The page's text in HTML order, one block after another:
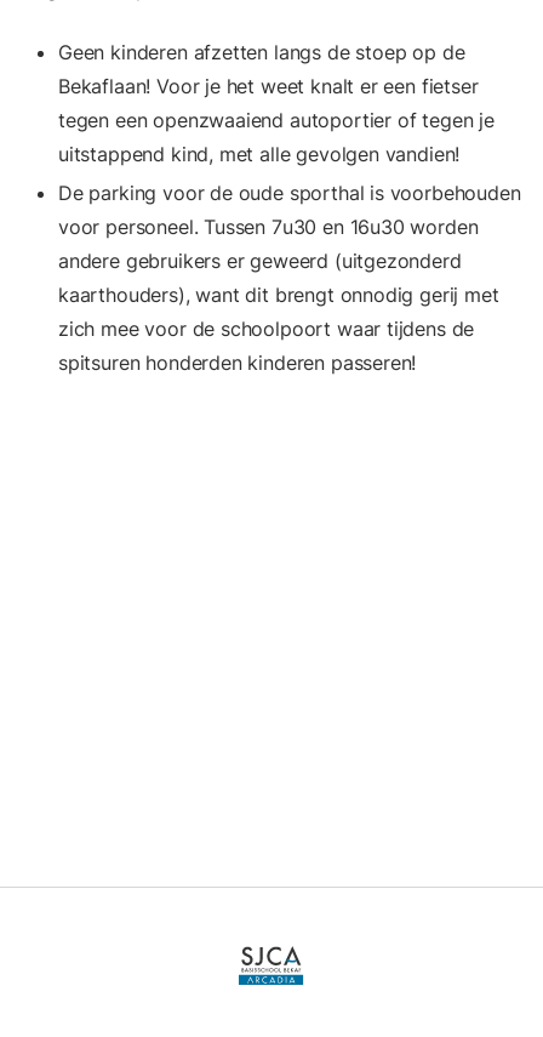
Geen kinderen afzetten langs de stoep op de
Bekaflaan! Voor je het weet knalt er een fietser
tegen een openzwaaiend autoportier of tegen je
uitstappend kind, met alle gevolgen vandien!
De parking voor de oude sporthal is voorbehouden
voor personeel. Tussen 7u30 en 16u30 worden
andere gebruikers er geweerd (uitgezonderd
kaarthouders), want dit brengt onnodig gerij met
zich mee voor de schoolpoort waar tijdens de
spitsuren honderden kinderen passeren!